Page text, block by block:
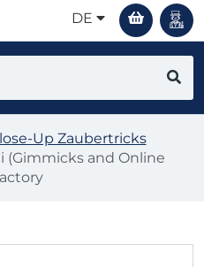
DE
Up Zaubertricks
(Gimmicks and Online